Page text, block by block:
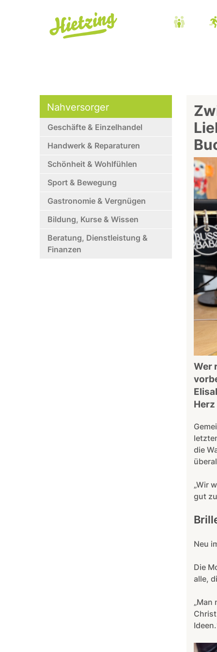
Nahversorger
Geschäfte & Einzelhandel
Handwerk & Reparaturen
Schönheit & Wohlfühlen
Sport & Bewegung
Gastronomie & Vergnügen
Bildung, Kurse & Wissen
Beratung, Dienstleistung &
Finanzen
Wer
die
„Wir
gut
Neu
Die
alle,
„Man